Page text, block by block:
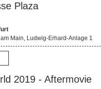
Plaza
Main, Ludwig-Erhard-Anlage 1
2019 - Aftermovie